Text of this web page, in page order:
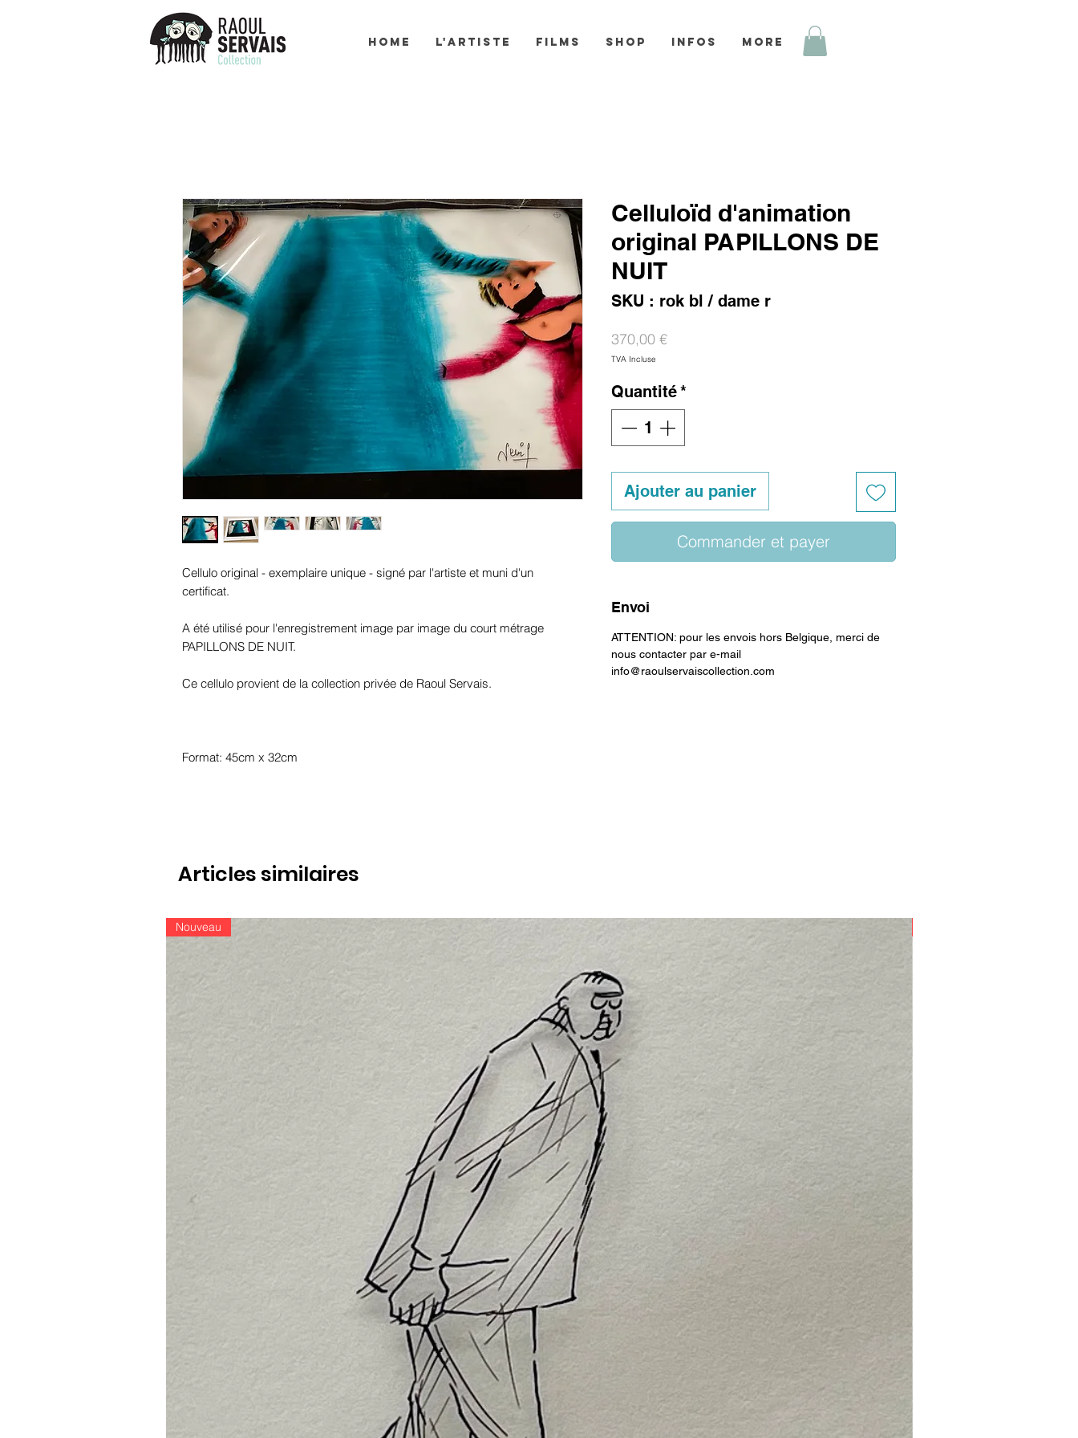
HOME L'ARTISTE FILMS SHOP INFOS More
Cellulo original - exemplaire unique - signé par l'artiste et muni d'un
certificat.
A été utilisé pour l'enregistrement image par image du court métrage
PAPILLONS DE NUIT.
Ce cellulo provient de la collection privée de Raoul Servais.
Format: 45cm x 32cm
Celluloïd d'animation
original PAPILLONS DE
NUIT
SKU : rok bl / dame r
370,00 €Prix
TVA Incluse
Quantité*
Ajouter au panier
Commander et payer
Envoi
ATTENTION: pour les envois hors Belgique, merci de
nous contacter par e-mail
info@raoulservaiscollection.com
Articles similaires
Nouveau